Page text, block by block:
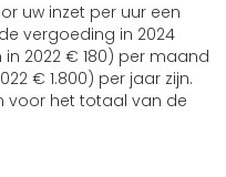
uw inzet per uur een
vergoeding in 2024
in 2022 € 180) per maand
€ 1.800) per jaar zijn.
voor het totaal van de